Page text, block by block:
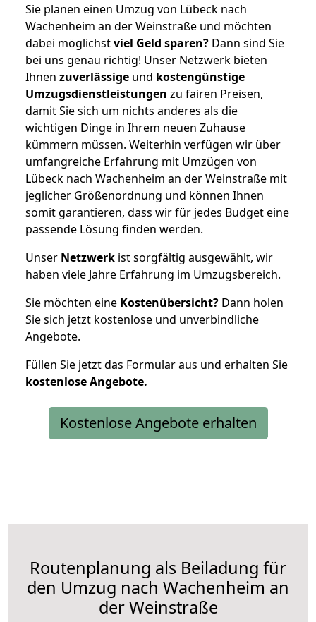
Sie planen einen Umzug von Lübeck nach
Wachenheim an der Weinstraße und möchten
dabei möglichstviel Geld sparen? Dann sind Sie
bei uns genau richtig! Unser Netzwerk bieten
Ihnen zuverlässige und kostengünstige
Umzugsdienstleistungen zu fairen Preisen,
damit Sie sich um nichts anderes als die
wichtigen Dinge in Ihrem neuen Zuhause
kümmern müssen. Weiterhin verfügen wir über
umfangreiche Erfahrung mit Umzügen von
Lübeck nach Wachenheim an der Weinstraße mit
jeglicher Größenordnung und können Ihnen
somit garantieren, dass wir für jedes Budget eine
passende Lösung finden werden.
Unser Netzwerk ist sorgfältig ausgewählt, wir
haben viele Jahre Erfahrung im Umzugsbereich.
Sie möchten eine Kostenübersicht? Dann holen
Sie sich jetzt kostenlose und unverbindliche
Angebote.
Füllen Sie jetzt das Formular aus und erhalten Sie
kostenloseAngebote.
Kostenlose Angebote erhalten
Routenplanung als Beiladung für
den Umzug nach Wachenheim an
der Weinstraße